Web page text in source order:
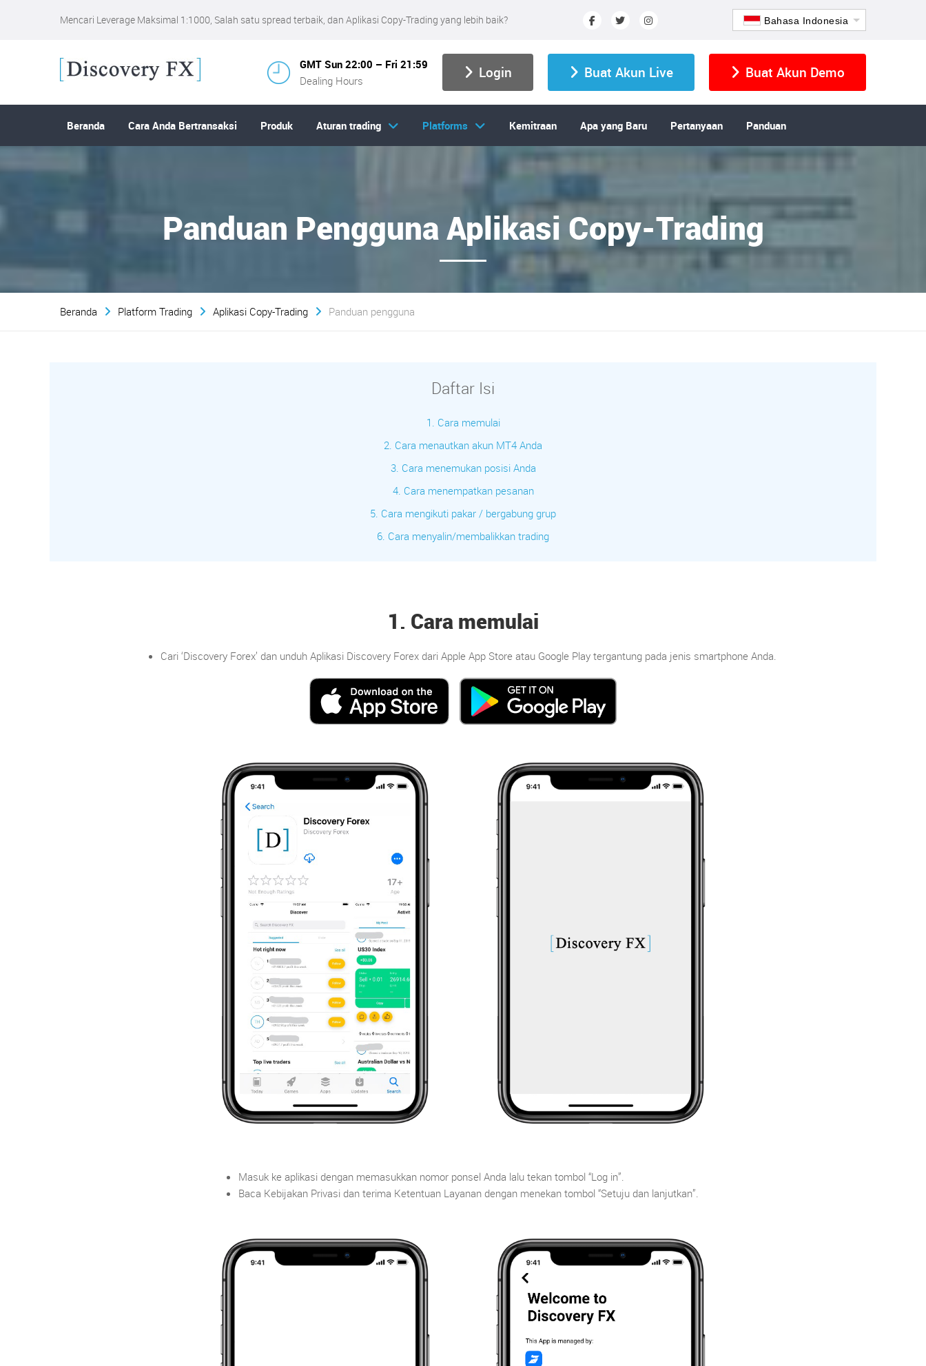
Mencari Leverage Maksimal 1:1000, Salah satu spread terbaik, dan Aplikasi Copy-Trading yang lebih baik? Bahasa Indonesia
GMT Sun 22:00 – Fri 21:59
Dealing Hours
Login Buat Akun Live Buat Akun Demo
Beranda Cara Anda Bertransaksi Produk Aturan trading Platforms Kemitraan Apa yang Baru Pertanyaan Panduan
Panduan Pengguna Aplikasi Copy-Trading
Beranda Platform Trading Aplikasi Copy-Trading Panduan pengguna
Daftar Isi
1. Cara memulai
2. Cara menautkan akun MT4 Anda
3. Cara menemukan posisi Anda
4. Cara menempatkan pesanan
5. Cara mengikuti pakar / bergabung grup
6. Cara menyalin/membalikkan trading
1. Cara memulai
Cari ‘Discovery Forex’ dan unduh Aplikasi Discovery Forex dari Apple App Store atau Google Play tergantung pada jenis smartphone Anda.
Masuk ke aplikasi dengan memasukkan nomor ponsel Anda lalu tekan tombol “Log in”.
Baca Kebijakan Privasi dan terima Ketentuan Layanan dengan menekan tombol “Setuju dan lanjutkan”.